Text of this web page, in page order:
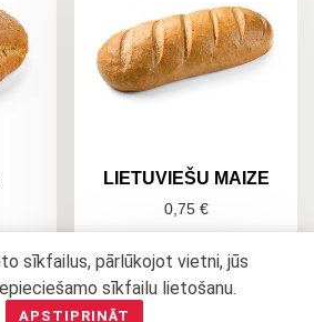
LIETUVIEŠU MAIZE
0,75 €
PIEVIENOT
GROZAM
sīkfailus, pārlūkojot vietni, jūs
sīkfailu lietošanu.
APSTIPRINĀT